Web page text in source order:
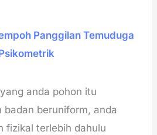
Panggilan Temuduga
anda pohon itu
beruniform, anda
fizikal terlebih dahulu